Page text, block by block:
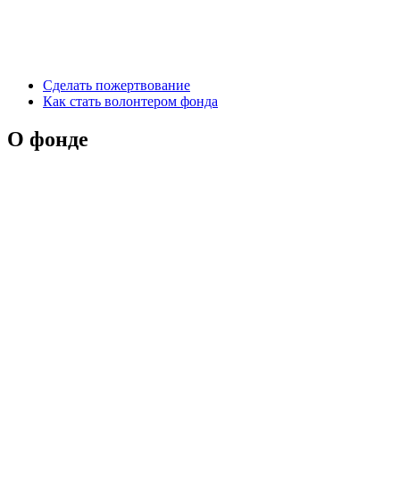
Сделать пожертвование
Как стать волонтером фонда
О фонде